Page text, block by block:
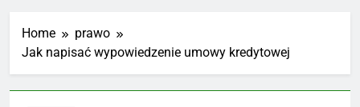
Home
prawo
Jak napisać wypowiedzenie umowy kredytowej